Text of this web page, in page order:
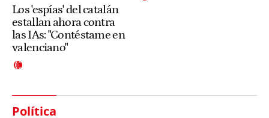
Los 'espías' del catalán
estallan ahora contra
las IAs: "Contéstame en
valenciano"
Política